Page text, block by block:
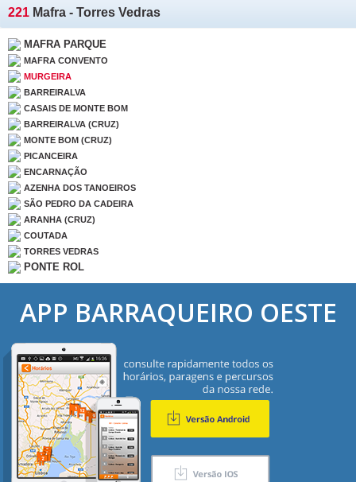
221 Mafra - Torres Vedras
MAFRA PARQUE
MAFRA CONVENTO
MURGEIRA
BARREIRALVA
CASAIS DE MONTE BOM
BARREIRALVA (CRUZ)
MONTE BOM (CRUZ)
PICANCEIRA
ENCARNAÇÃO
AZENHA DOS TANOEIROS
SÃO PEDRO DA CADEIRA
ARANHA (CRUZ)
COUTADA
TORRES VEDRAS
PONTE ROL
APP BARRAQUEIRO OESTE